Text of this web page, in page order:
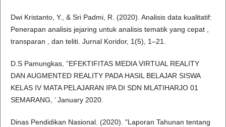
Dwi Kristanto, Y., & Sri Padmi, R. (2020). Analisis data kualitatif:
Penerapan analisis jejaring untuk analisis tematik yang cepat ,
transparan , dan teliti. Jurnal Koridor, 1(5), 1–21.
D.S Pamungkas, ”EFEKTIFITAS MEDIA VIRTUAL REALITY
DAN AUGMENTED REALITY PADA HASIL BELAJAR SISWA
KELAS IV MATA PELAJARAN IPA DI SDN MLATIHARJO 01
SEMARANG, ’ January 2020.
Dinas Pendidikan Nasional. (2020). "Laporan Tahunan tentang